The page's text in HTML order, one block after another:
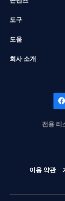
도구
도움
회사 소개
전용 리
이용 약관